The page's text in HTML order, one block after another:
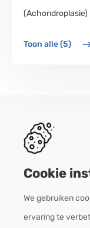
(Achondroplasie)
Toon alle (5)
Cookie
We gebruiken
ervaring te
Footer-
menu